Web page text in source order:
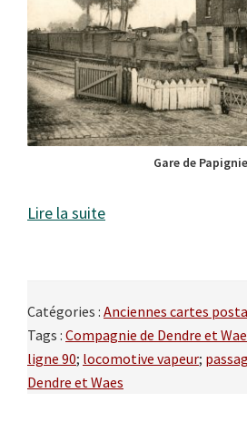
Gare de
Lire la suite
Catégories : Anciennes cartes
Tags : Compagnie de Dendre et
ligne 90; locomotive vapeur;
Dendre et Waes